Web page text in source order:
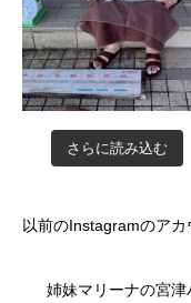
さらに読み込む
以前のInstagramのアカ
姉妹マリーナの宮津